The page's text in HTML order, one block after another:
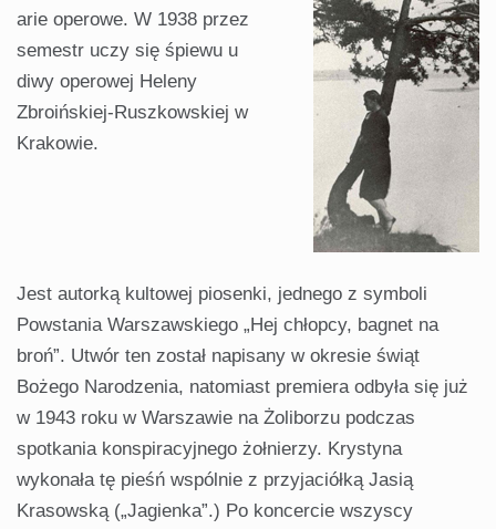
arie operowe. W 1938 przez
semestr uczy się śpiewu u
diwy operowej Heleny
Zbroińskiej-Ruszkowskiej w
Krakowie.
Jest autorką kultowej piosenki, jednego z symboli
Powstania Warszawskiego „Hej chłopcy, bagnet na
broń”. Utwór ten został napisany w okresie świąt
Bożego Narodzenia, natomiast premiera odbyła się już
w 1943 roku w Warszawie na Żoliborzu podczas
spotkania konspiracyjnego żołnierzy. Krystyna
wykonała tę pieśń wspólnie z przyjaciółką Jasią
Krasowską („Jagienka”.) Po koncercie wszyscy